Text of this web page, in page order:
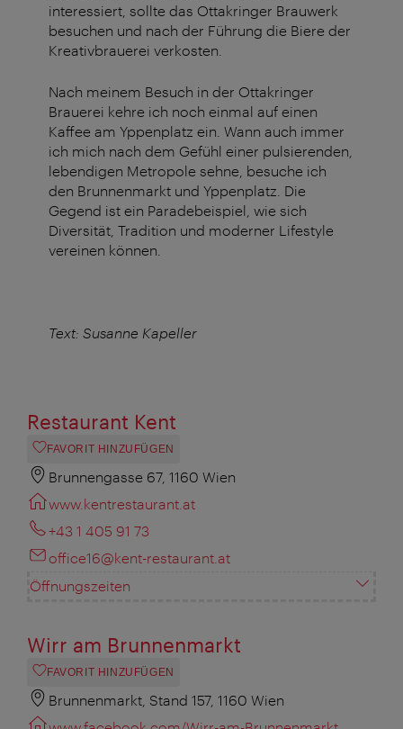
interessiert, sollte das Ottakringer Brauwerk
besuchen und nach der Führung die Biere der
Kreativbrauerei verkosten.
Nach meinem Besuch in der Ottakringer
Brauerei kehre ich noch einmal auf einen
Kaffee am Yppenplatz ein. Wann auch immer
ich mich nach dem Gefühl einer pulsierenden,
lebendigen Metropole sehne, besuche ich
den Brunnenmarkt und Yppenplatz. Die
Gegend ist ein Paradebeispiel, wie sich
Diversität, Tradition und moderner Lifestyle
vereinen können.
Text: Susanne Kapeller
Restaurant Kent
FAVORIT HINZUFÜGEN
Brunnengasse 67, 1160 Wien
www.kentrestaurant.at
+43 1 405 91 73
office16@kent-restaurant.at
Öffnungszeiten
Wirr am Brunnenmarkt
FAVORIT HINZUFÜGEN
Brunnenmarkt, Stand 157, 1160 Wien